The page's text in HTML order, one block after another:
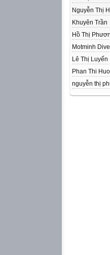
Nguyễn Thị
Khuyên Trần
Hồ Thị
Motminh Dive
Lê Thị Luyến
Phan Thi
nguyễn thị